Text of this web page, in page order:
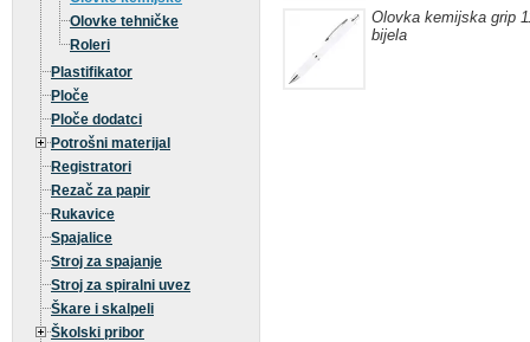
Olovke tehničke
Roleri
Plastifikator
Ploče
Ploče dodatci
Potrošni materijal
Registratori
Rezač za papir
Rukavice
Spajalice
Stroj za spajanje
Stroj za spiralni uvez
Škare i skalpeli
Školski pribor
Olovka kemijska grip
bijela